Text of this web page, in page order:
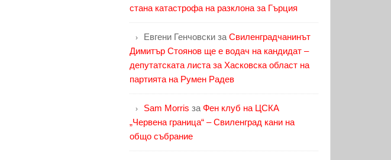
стана катастрофа на разклона за Гърция
Евгени Генчовски за Свиленградчанинът
Димитър Стоянов ще е водач на кандидат –
депутатската листа за Хасковска област на
партията на Румен Радев
Sam Morris за Фен клуб на ЦСКА
„Червена граница“ – Свиленград кани на
общо събрание